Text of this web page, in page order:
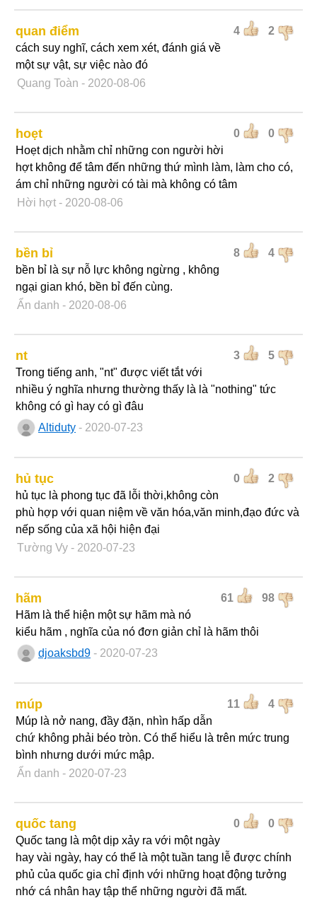
4 2
quan điểm
cách suy nghĩ, cách xem xét, đánh giá về
một sự vật, sự việc nào đó
Quang Toàn - 2020-08-06
0 0
hoẹt
Hoẹt dịch nhằm chỉ những con người hời
hợt không để tâm đến những thứ mình làm, làm cho có,
ám chỉ những người có tài mà không có tâm
Hời hợt - 2020-08-06
8 4
bền bỉ
bền bỉ là sự nỗ lực không ngừng , không
ngại gian khó, bền bỉ đến cùng.
Ẩn danh - 2020-08-06
3 5
nt
Trong tiếng anh, "nt" được viết tắt với
nhiều ý nghĩa nhưng thường thấy là là "nothing" tức
không có gì hay có gì đâu
Altiduty - 2020-07-23
0 2
hủ tục
hủ tục là phong tục đã lỗi thời,không còn
phù hợp với quan niệm về văn hóa,văn minh,đạo đức và
nếp sống của xã hội hiện đại
Tường Vy - 2020-07-23
61 98
hãm
Hãm là thể hiện một sự hãm mà nó
kiểu hãm , nghĩa của nó đơn giản chỉ là hãm thôi
djoaksbd9 - 2020-07-23
11 4
múp
Múp là nở nang, đầy đặn, nhìn hấp dẫn
chứ không phải béo tròn. Có thể hiểu là trên mức trung
bình nhưng dưới mức mập.
Ẩn danh - 2020-07-23
0 0
quốc tang
Quốc tang là một dịp xảy ra với một ngày
hay vài ngày, hay có thể là một tuần tang lễ được chính
phủ của quốc gia chỉ định với những hoạt động tưởng
nhớ cá nhân hay tập thể những người đã mất.